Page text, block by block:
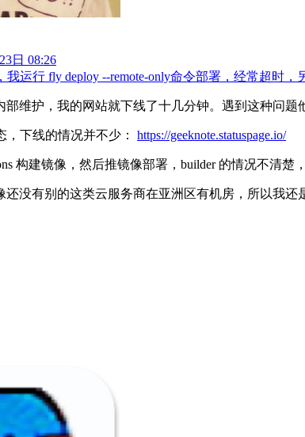
日 08:26
运行 fly deploy --remote-only命令部署，经常超时
部维护，我的网站就下线了十几分钟。遇到这种问
，下线的情况并不少： https://geeknote.statuspage.io/
构建镜像，然后推镜像部署，builder 的情况不清楚
没有别的这类云服务商在亚洲区有机房，所以我还